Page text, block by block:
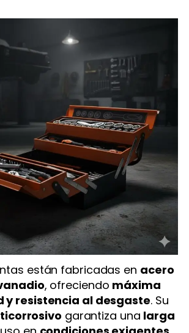
están fabricadas en acero
, ofreciendo máxima
y resistencia al desgaste. Su
garantiza una larga